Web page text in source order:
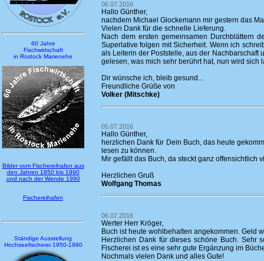
60 Jahre
Fischwirtschaft
in Rostock Marienehe
Bilder vom Fischereihafen aus
den Jahren 1950 bis 1990
und nach der Wende 1990
Fischereihafen
Ständige Ausstellung
Hochseefischerei 1950-1990
06.07.2016
Hallo Günther,
nachdem Michael Glockemann mir gestern das
Vielen Dank für die schnelle Lieferung.
Nach dem ersten gemeinsamen Durchblättern
Superlative folgen mit Sicherheit. Wenn ich
als Leiterin der Poststelle, aus der Nachbarschaft
gelesen, was mich sehr berührt hat, nun wird
Dir wünsche ich, bleib gesund...
Freundliche Grüße von
Volker (Mitschke)
05.07.2016
Hallo Günther,
herzlichen Dank für Dein Buch, das heute
lesen zu können.
Mir gefällt das Buch, da steckt ganz offensichtlich
Herzlichen Gruß
Wolfgang Thomas
06.07.2016
Werter Herr Kröger,
Buch ist heute wohlbehalten angekommen. Geld
Herzlichen Dank für dieses schöne Buch. Sehr
Fischerei ist es eine sehr gute Ergänzung im
Nochmals vielen Dank und alles Gute!